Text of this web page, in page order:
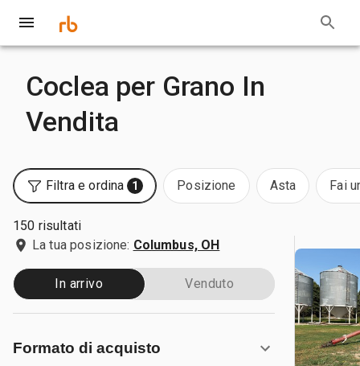
Coclea per Grano In
Vendita
Filtra e ordina 1 Posizione Asta Fai
150 risultati
La tua posizione: Columbus, OH
In arrivo Venduto
Formato di acquisto